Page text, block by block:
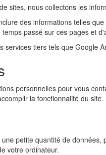
sites, nous collectons les
des informations telles
passé sur ces pages et
services tiers tels que Google
personnelles pour vous
la fonctionnalité du site.
petite quantité de
votre ordinateur.